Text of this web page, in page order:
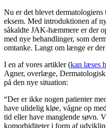
Nu er det blevet
eksem. Med introduktionen af
såkaldte JAK-hæmmere er der
med nye behandlinger, som
omtanke. Langt om længe er
I en af vores artikler (kan læses
Agner, overlæge,
på den nye situation:
“Der er ikke nogen patienter
have ulidelig kløe, vågne op
tid eller have manglende søvn.
komorbiditeter i form af